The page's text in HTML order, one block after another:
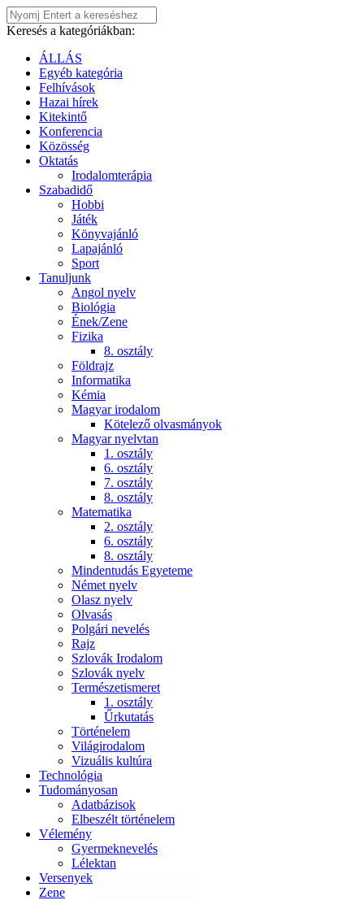
Keresés a kategóriákban:
ÁLLÁS
Egyéb kategória
Felhívások
Hazai hírek
Kitekintő
Konferencia
Közösség
Oktatás
Irodalomterápia
Szabadidő
Hobbi
Játék
Könyvajánló
Lapajánló
Sport
Tanuljunk
Angol nyelv
Biológia
Ének/Zene
Fizika
8. osztály
Földrajz
Informatika
Kémia
Magyar irodalom
Kötelező olvasmányok
Magyar nyelvtan
1. osztály
6. osztály
7. osztály
8. osztály
Matematika
2. osztály
6. osztály
8. osztály
Mindentudás Egyeteme
Német nyelv
Olasz nyelv
Olvasás
Polgári nevelés
Rajz
Szlovák Irodalom
Szlovák nyelv
Természetismeret
1. osztály
Űrkutatás
Történelem
Világirodalom
Vizuális kultúra
Technológia
Tudományosan
Adatbázisok
Elbeszélt történelem
Vélemény
Gyermeknevelés
Lélektan
Versenyek
Zene